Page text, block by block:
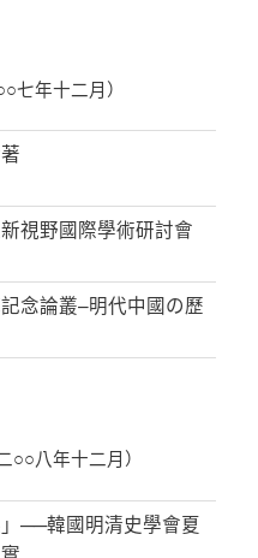
七年十二月）
視野國際學術研討會
念論叢–明代中國の歷
○○八年十二月）
」──韓國明清史學會夏